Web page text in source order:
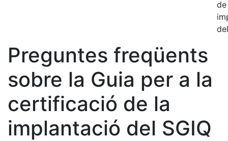
Preguntes freqüents
sobre la Guia per a la
certificació de la
implantació del SGIQ